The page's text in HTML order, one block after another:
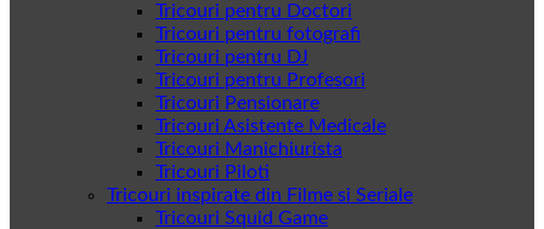
Tricouri pentru Doctori
Tricouri pentru fotografi
Tricouri pentru DJ
Tricouri pentru Profesori
Tricouri Pensionare
Tricouri Asistente Medicale
Tricouri Manichiurista
Tricouri Piloti
Tricouri inspirate din Filme si Seriale
Tricouri Squid Game